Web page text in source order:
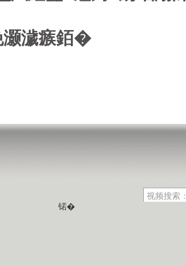
灏濊瘯銆�
锘�